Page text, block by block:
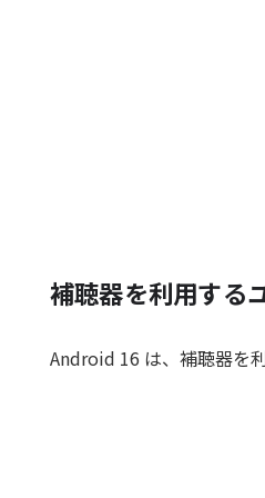
補聴器を利用する
Android 16 は、補聴器を